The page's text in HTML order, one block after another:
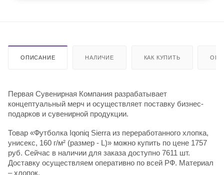
ОПИСАНИЕ НАЛИЧИЕ КАК КУПИТЬ
Первая Сувенирная Компания разрабатывает
концептуальный мерч и осуществляет поставку бизнес-
подарков и сувенирной продукции.
Товар «Футболка Iqoniq Sierra из переработанного хлопка,
унисекс, 160 г/м² (размер - L)» можно купить по цене 1757
руб. Сейчас в наличии для заказа доступно 7611 шт.
Доставку осуществляем оперативно по всей РФ. Материал
– хлопок.